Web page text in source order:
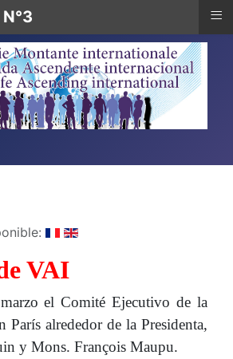
VAI
el Comité Ejecutivo de la
París alrededor de la Presidenta,
y Mons. François Maupu.
≡